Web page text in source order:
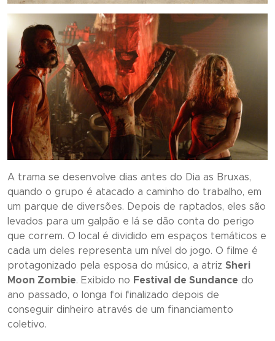
A trama se desenvolve dias antes do Dia as Bruxas,
quando o grupo é atacado a caminho do trabalho, em
um parque de diversões. Depois de raptados, eles são
levados para um galpão e lá se dão conta do perigo
que correm. O local é dividido em espaços temáticos e
cada um deles representa um nível do jogo. O filme é
protagonizado pela esposa do músico, a atriz Sheri
Moon Zombie. Exibido no Festival de Sundance do
ano passado, o longa foi finalizado depois de
conseguir dinheiro através de um financiamento
coletivo.